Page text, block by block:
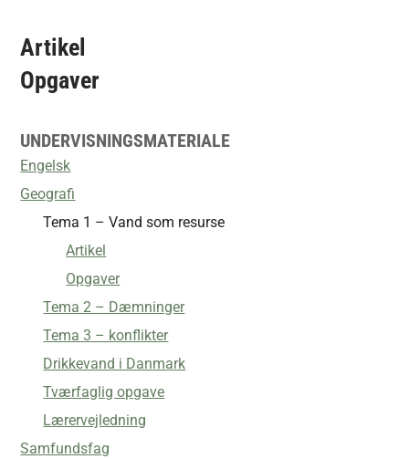
Artikel
Opgaver
UNDERVISNINGSMATERIALE
Engelsk
Geografi
Tema 1 – Vand som resurse
Artikel
Opgaver
Tema 2 – Dæmninger
Tema 3 – konflikter
Drikkevand i Danmark
Tværfaglig opgave
Lærervejledning
Samfundsfag